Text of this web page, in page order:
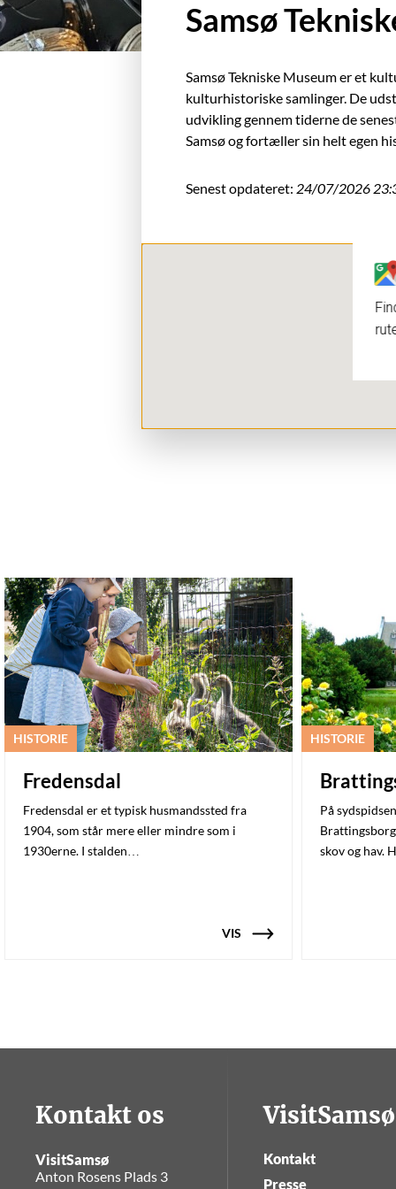
Samsø
Samsø Tekniske Museum er et
kulturhistoriske samlinger. De
udvikling gennem tiderne de
Samsø og fortæller sin helt egen
Senest opdateret: 24/07/2026
HISTORIE
Fredensdal
Fredensdal er et typisk husmandssted fra
1904, som står mere eller mindre som i
1930erne. I stalden…
VIS
HISTORIE
På
skov og hav.
Kontakt os
VisitSamsø
Anton Rosens Plads 3
VisitSamsø
Kontakt
Presse